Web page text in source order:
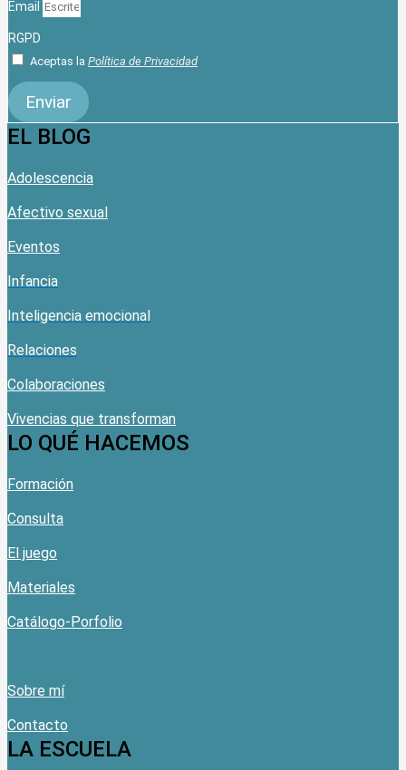
Email
RGPD
Aceptas la Política de Privacidad
Enviar
EL BLOG
Adolescencia
Afectivo sexual
Eventos
Infancia
Inteligencia emocional
Relaciones
Colaboraciones
Vivencias que transforman
LO QUÉ HACEMOS
Formación
Consulta
El juego
Materiales
Catálogo-Porfolio
Sobre mí
Contacto
LA ESCUELA